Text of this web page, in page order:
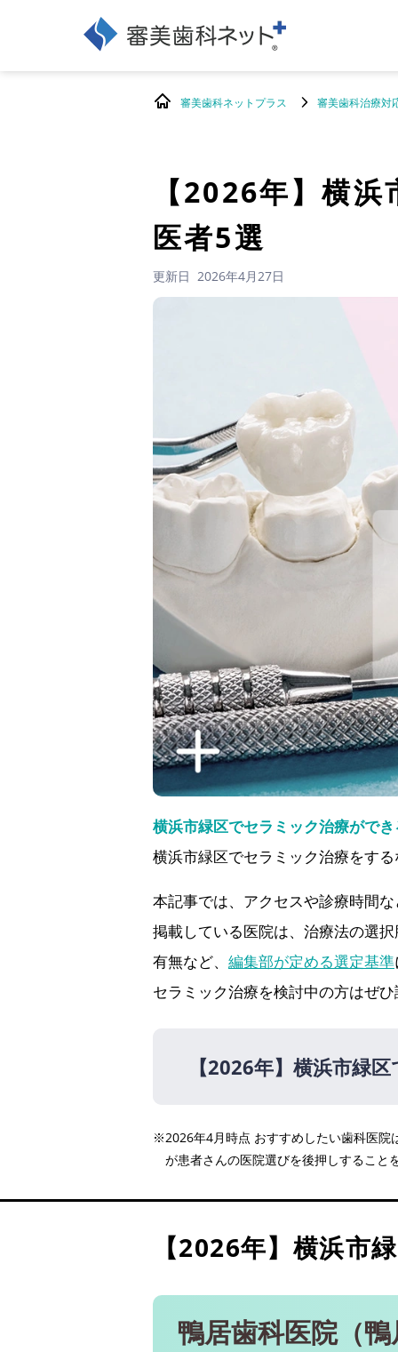
審美歯科ネットプラス 審美歯科治療対
【2026年】横浜
医者5選
更新日 2026年4月27日
横浜市緑区でセラミック治療がで
横浜市緑区でセラミック治療をす
本記事では、アクセスや診療時間
掲載している医院は、治療法の選
有無など、 編集部が定める選定基準
セラミック治療を検討中の方はぜ
【2026年】 横浜市緑
鴨居歯科医院（鴨居駅 徒
岩本歯科医院（中山駅 徒
野村歯科クリニック森の
ホワイト歯科（中山駅 徒
優歯科クリニック（中山
※2026年4月時点 おすすめしたい歯科医院
が患者さんの医院選びを後押しすること
【2026年】 横浜市
鴨居歯科医院（